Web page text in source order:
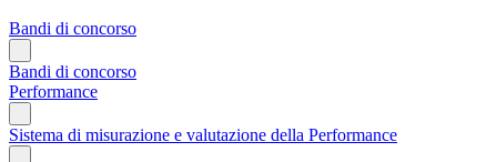
Bandi di concorso
Bandi di concorso
Performance
Sistema di misurazione e valutazione della Performance